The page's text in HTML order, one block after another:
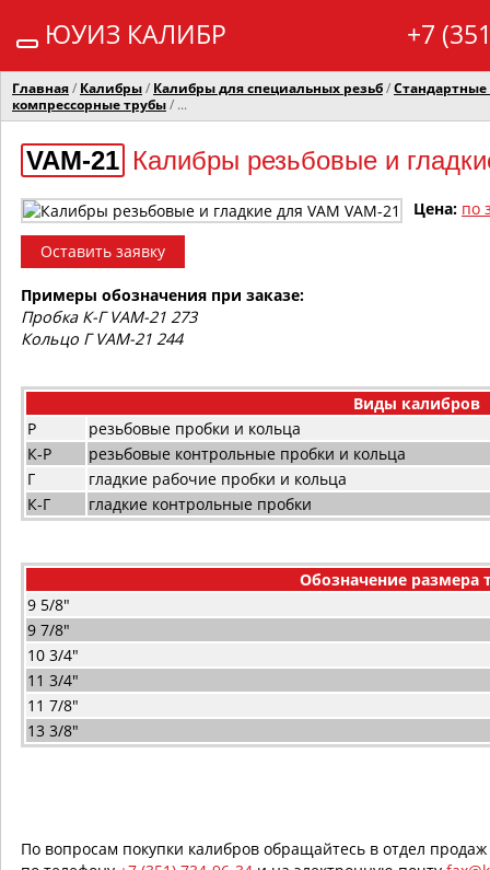
ЮУИЗ КАЛИБР +7
Главная / Калибры / Калибры для специальных резьб / Стандартные
компрессорные трубы / ...
VAM-21 Калибры резьбовые и
Цена: по
Оставить заявку
Примеры обозначения при заказе:
Пробка К-Г VAM-21 273
Кольцо Г VAM-21 244
Виды калибров
Р
резьбовые пробки и кольца
К-Р
резьбовые контрольные пробки и кольца
Г
гладкие рабочие пробки и кольца
К-Г
гладкие контрольные пробки
Обозначение размера
9 5/8"
9 7/8"
10 3/4"
11 3/4"
11 7/8"
13 3/8"
По вопросам покупки калибров обращайтесь в отдел продаж